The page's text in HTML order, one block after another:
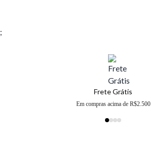
;
Frete Grátis
Em compras acima de R$2.500